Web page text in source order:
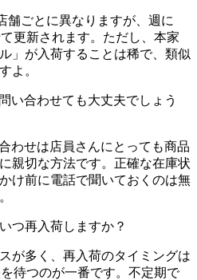
舗ごとに異なりますが、週に
更新されます。ただし、本家
」が入荷することは稀で、類似
よ。
い合わせても大丈夫でしょう
わせは店員さんにとっても商品
親切な方法です。正確な在庫状
け前に電話で聞いておくのは無
つ再入荷しますか？
が多く、再入荷のタイミングは
待つのが一番です。不定期で